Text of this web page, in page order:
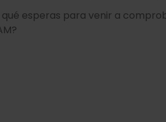
qué esperas para venir a